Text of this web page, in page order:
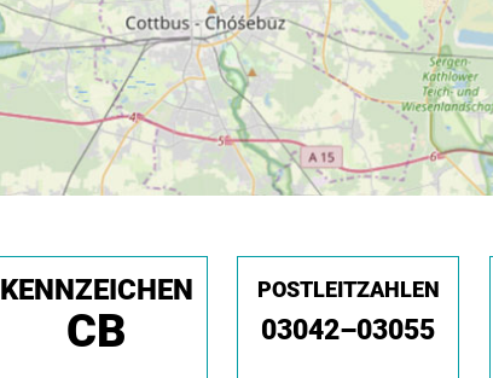
KENNZEICHEN
CB
POSTLEITZAHLEN
03042–03055